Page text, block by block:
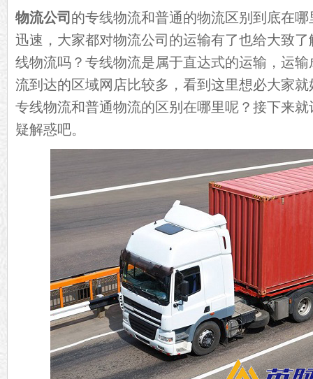
物流公司 的专线物流和普通的物流区别到底在
迅速，大家都对物流公司的运输有了也给大致
线物流吗？专线物流是属于直达式的运输，运
流到达的区域网店比较多，看到这里想必大家
专线物流和普通物流的区别在哪里呢？接下来
疑解惑吧。